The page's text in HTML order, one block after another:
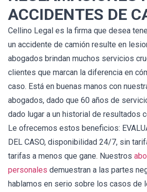
ACCIDENTES DE
Cellino Legal es la firma que desea
un accidente de camión resulte en
abogados brindan muchos servicios
clientes que marcan la diferencia en
caso. Está en buenas manos con
abogados, dado que 60 años de
dado lugar a un historial de resultados
Le ofrecemos estos beneficios:
DEL CASO, disponibilidad 24/7, sin
tarifas a menos que gane. Nuestros
personales demuestran a las partes
hablamos en serio sobre los casos de